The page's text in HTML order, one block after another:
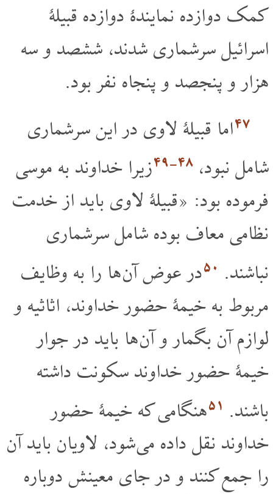
کمک دوازده نمایندۀ دوازده قبیلۀ
اسرائیل سرشماری شدند، ششصد و سه
هزار و پنجصد و پنجاه نفر بود.
۴۷اما قبیلۀ لاوی در این سرشماری
شامل نبود، ۴۸‏-۴۹
زیرا خداوند به موسی
فرموده بود: «قبیلۀ لاوی باید از خدمت
نظامی معاف بوده شامل سرشماری
نباشند. ۵۰در عوض آن ها را به وظایف
مربوط به خیمۀ حضور خداوند، اثاثیه و
لوازم آن بگمار و آن ها باید در جوار
خیمۀ حضور خداوند سکونت داشته
باشند. ۵۱هنگامی که خیمۀ حضور
خداوند نقل داده می شود، لاویان باید آن
را جمع کنند و در جای معینش دوباره